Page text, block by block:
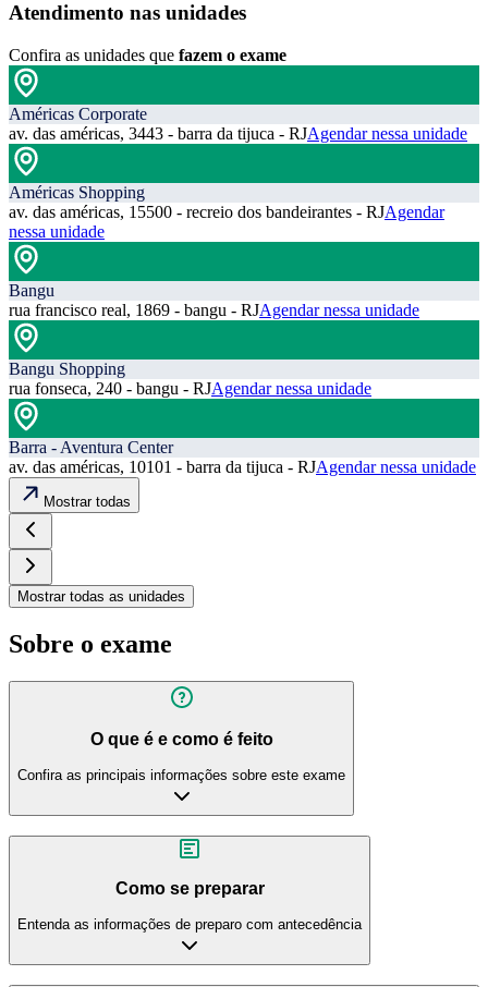
Atendimento nas unidades
Confira as unidades que fazem o exame
Américas Corporate
av. das américas, 3443 - barra da tijuca - RJAgendar nessa unidade
Américas Shopping
av. das américas, 15500 - recreio dos bandeirantes - RJAgendar
nessa unidade
Bangu
rua francisco real, 1869 - bangu - RJAgendar nessa unidade
Bangu Shopping
rua fonseca, 240 - bangu - RJAgendar nessa unidade
Barra - Aventura Center
av. das américas, 10101 - barra da tijuca - RJAgendar nessa unidade
Mostrar todas
Mostrar todas as unidades
Sobre o exame
O que é e como é feito
Confira as principais informações sobre este exame
Como se preparar
Entenda as informações de preparo com antecedência